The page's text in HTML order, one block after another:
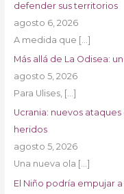
defender sus territorios
agosto 6, 2026
A medida que […]
Más allá de La Odisea:
agosto 5, 2026
Para Ulises, […]
Ucrania: nuevos
heridos
agosto 5, 2026
Una nueva ola […]
El Niño podría empujar